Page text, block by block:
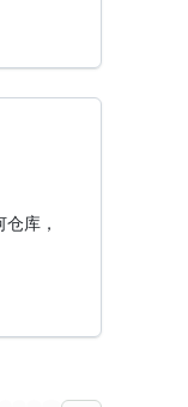
库，